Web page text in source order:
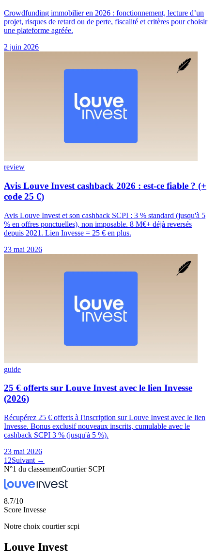
Crowdfunding immobilier en 2026 : fonctionnement, lecture d’un
projet, risques de retard ou de perte, fiscalité et critères pour choisir
une plateforme agréée.
2 juin 2026
review
Avis Louve Invest cashback 2026 : est-ce fiable ? (+
code 25 €)
Avis Louve Invest et son cashback SCPI : 3 % standard (jusqu'à 5
% en offres ponctuelles), non imposable. 8 M€+ déjà reversés
depuis 2021. Lien Invesse = 25 € en plus.
23 mai 2026
guide
25 € offerts sur Louve Invest avec le lien Invesse
(2026)
Récupérez 25 € offerts à l'inscription sur Louve Invest avec le lien
Invesse. Bonus exclusif nouveaux inscrits, cumulable avec le
cashback SCPI 3 % (jusqu'à 5 %).
23 mai 2026
1 2Suivant →
N°1 du classementCourtier SCPI
8.7/10
Score Invesse
Notre choix courtier scpi
Louve Invest